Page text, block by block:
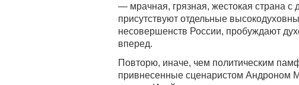
— мрачная, грязная, жестокая страна с
присутствуют отдельные
несовершенств России, пробуждают
вперед.
Повторю, иначе, чем политическим
привнесенные сценаристом Андроном